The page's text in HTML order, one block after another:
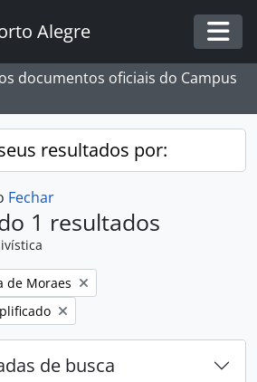
Alegre
documentos oficiais do Campus
resultados por:
Fechar
1 resultados
de Moraes
de busca